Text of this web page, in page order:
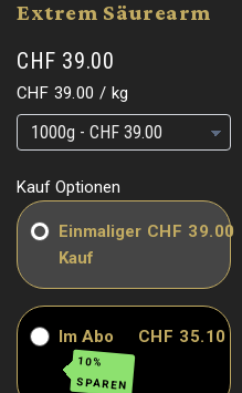
Extrem Säurearm
CHF 39.00
Grundpreis
CHF 39.00 / pro
kg
Grundpreis
Grundpreis
Kauf Optionen
Einmaliger
Kauf
CHF 39.00
Im Abo
10%
SPAREN
CHF 35.10